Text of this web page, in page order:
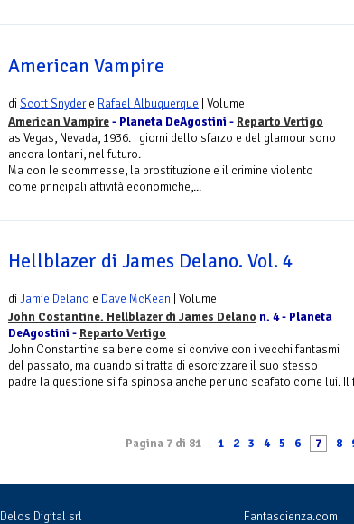
American Vampire
diScott Snydere Rafael Albuquerque | Volume
American Vampire- Planeta DeAgostini - Reparto Vertigo
as Vegas, Nevada, 1936. I giorni dello sfarzo e del glamour sono
ancora lontani, nel futuro.
Ma con le scommesse, la prostituzione e il crimine violento
come principali attività economiche,...
Hellblazer di James Delano. Vol. 4
diJamie Delano e Dave McKean | Volume
John Costantine. Hellblazer di James Delano n. 4 - Planeta
DeAgostini - Reparto Vertigo
John Constantine sa bene come si convive con i vecchi fantasmi
del passato, ma quando si tratta di esorcizzare il suo stesso
padre la questione si fa spinosa anche per uno scafato come lui. Il
Pagina 7 di 81 1 2 3 4 5 6 7 8
Delos Digital srl Fantascienza.com